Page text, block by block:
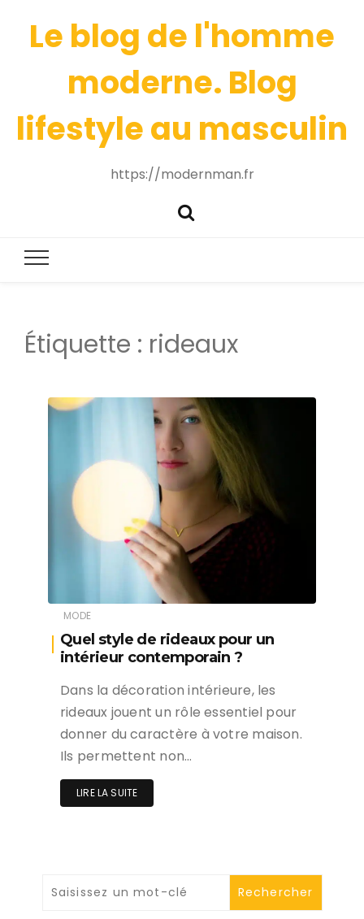
Le blog de l'homme
moderne. Blog
lifestyle au masculin
https://modernman.fr
Étiquette : rideaux
MODE
Quel style de rideaux pour un
intérieur contemporain ?
Dans la décoration intérieure, les
rideaux jouent un rôle essentiel pour
donner du caractère à votre maison.
Ils permettent non…
LIRE LA SUITE